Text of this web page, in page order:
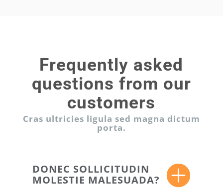
Frequently asked
questions from our
customers
Cras ultricies ligula sed magna dictum
porta.
DONEC SOLLICITUDIN
MOLESTIE MALESUADA?